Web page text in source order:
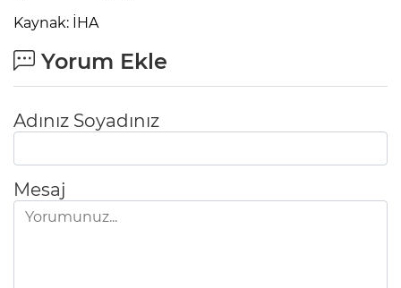
Kaynak: İHA
Yorum Ekle
Adınız Soyadınız
Mesaj